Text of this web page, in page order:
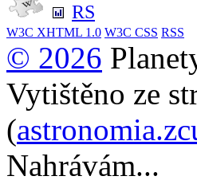
RS
W3C XHTML 1.0 W3C CSS RSS
© 2026
Vytištěno ze
(
Nahrávám...